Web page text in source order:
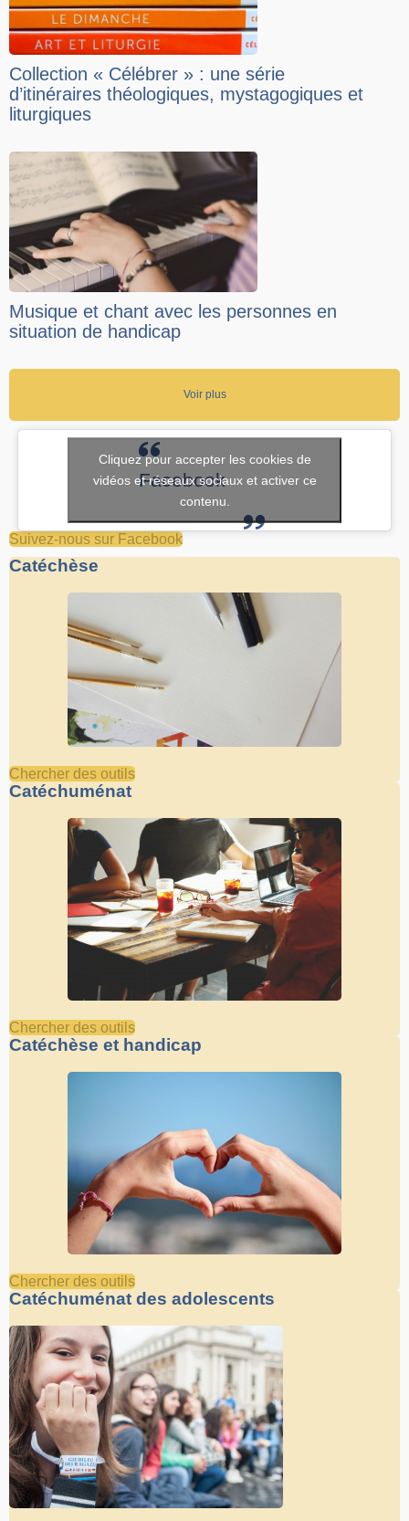
Collection « Célébrer » : une série
d’itinéraires théologiques, mystagogiques et
liturgiques
Musique et chant avec les personnes en
situation de handicap
Voir plus
Facebook
Cliquez pour accepter les cookies de
vidéos et réseaux sociaux et activer ce
contenu.
Suivez-nous sur Facebook
Catéchèse
Chercher des outils
Catéchuménat
Chercher des outils
Catéchèse et handicap
Chercher des outils
Catéchuménat des adolescents